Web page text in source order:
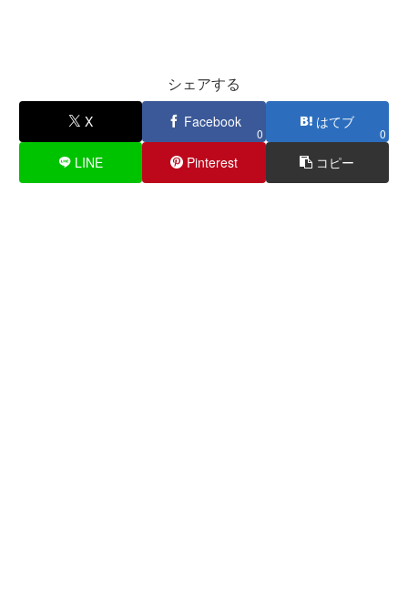
シェアする
X Facebook
0
はてブ
0
LINE Pinterest コピー